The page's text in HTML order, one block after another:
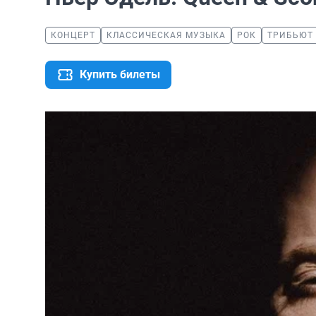
КОНЦЕРТ КЛАССИЧЕСКАЯ МУЗЫКА РОК ТРИБЬЮТ
Купить билеты